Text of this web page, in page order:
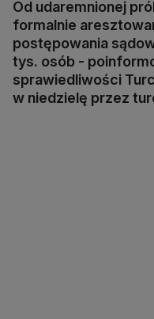
Od udaremnionej
formalnie
postępowania
tys. osób -
sprawiedliwości
w niedzielę przez